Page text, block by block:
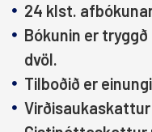
24 klst.
Bókunin er
dvöl.
Tilboðið er